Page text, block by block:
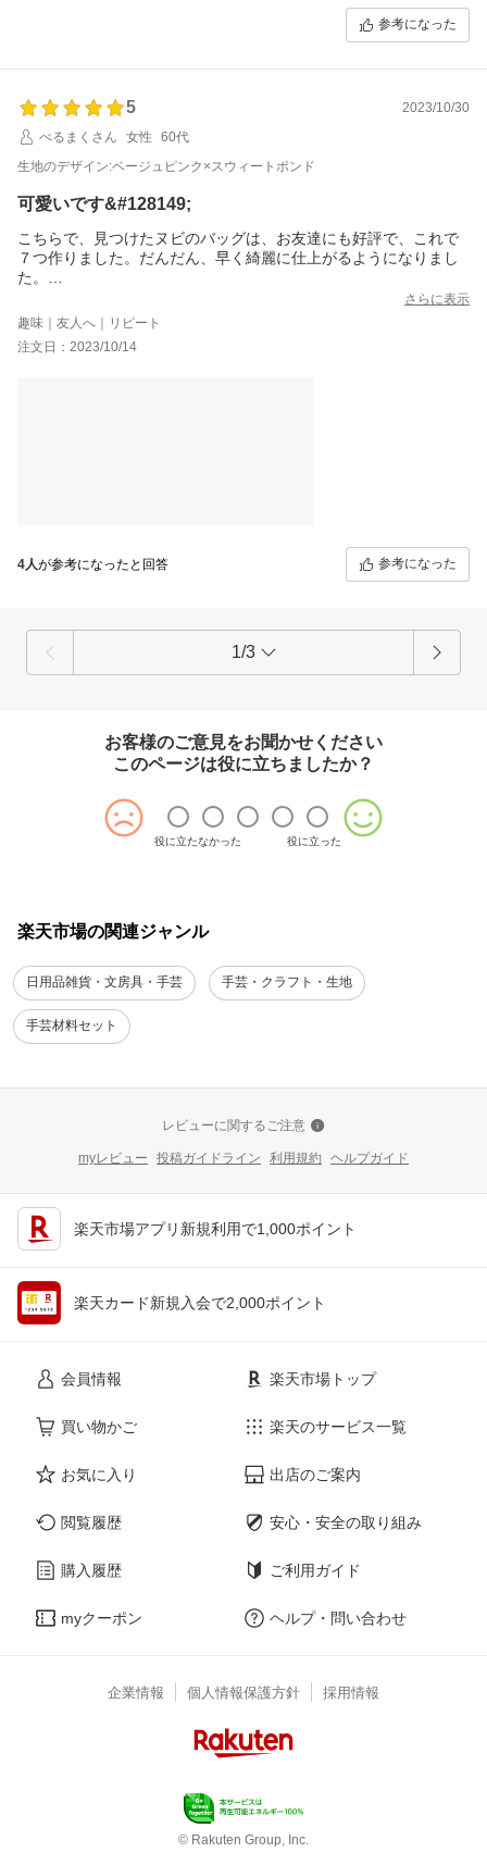
参考になった
5
2023/10/30
べるまくさん
女性
60代
生地のデザイン:ベージュピンク×スウィートポンド
可愛いです&#128149;
こちらで、見つけたヌビのバッグは、お友達にも好評で、これで
７つ作りました。だんだん、早く綺麗に仕上がるようになりまし
た。
私の工夫は、芯地を貼って、裏地も付けて、しっかりしたバッグ
に仕上げています。
さらに表示
趣味｜友人へ｜リピート
注文日：2023/10/14
4人が参考になったと回答 参考になった
1/3
お客様のご意見をお聞かせください
このページは役に立ちましたか？
役に立たなかった 役に立った
楽天市場の関連ジャンル
日用品雑貨・文房具・手芸 手芸・クラフト・生地
手芸材料セット
レビューに関するご注意
myレビュー 投稿ガイドライン 利用規約 ヘルプガイド
楽天市場アプリ新規利用で1,000ポイント
楽天カード新規入会で2,000ポイント
会員情報
買い物かご
お気に入り
閲覧履歴
購入履歴
myクーポン
楽天市場トップ
楽天のサービス一覧
出店のご案内
安心・安全の取り組み
ご利用ガイド
ヘルプ・問い合わせ
企業情報 個人情報保護方針 採用情報
© Rakuten Group, Inc.